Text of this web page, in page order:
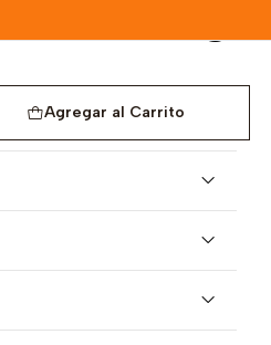
Perro 35 g
Agregar al Carrito